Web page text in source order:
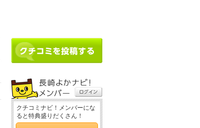
クチコミナビ！メンバーにな
ると特典盛りだくさん！